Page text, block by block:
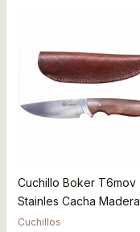
Cuchillo Boker T6mov
Stainles Cacha Madera
Cuchillos